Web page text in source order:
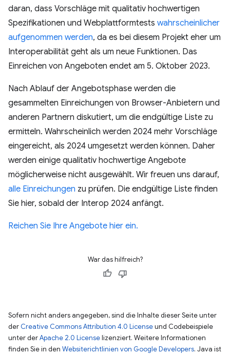
daran, dass Vorschläge mit qualitativ hochwertigen
Spezifikationen und Webplattformtests wahrscheinlicher
aufgenommen werden, da es bei diesem Projekt eher um
Interoperabilität geht als um neue Funktionen. Das
Einreichen von Angeboten endet am 5. Oktober 2023.
Nach Ablauf der Angebotsphase werden die
gesammelten Einreichungen von Browser-Anbietern und
anderen Partnern diskutiert, um die endgültige Liste zu
ermitteln. Wahrscheinlich werden 2024 mehr Vorschläge
eingereicht, als 2024 umgesetzt werden können. Daher
werden einige qualitativ hochwertige Angebote
möglicherweise nicht ausgewählt. Wir freuen uns darauf,
alle Einreichungen zu prüfen. Die endgültige Liste finden
Sie hier, sobald der Interop 2024 anfängt.
Reichen Sie Ihre Angebote hier ein.
War das hilfreich?
Sofern nicht anders angegeben, sind die Inhalte dieser Seite unter
der Creative Commons Attribution 4.0 Licenseund Codebeispiele
unter derApache 2.0 Licenselizenziert. Weitere Informationen
finden Sie in den Websiterichtlinien von Google Developers. Java ist